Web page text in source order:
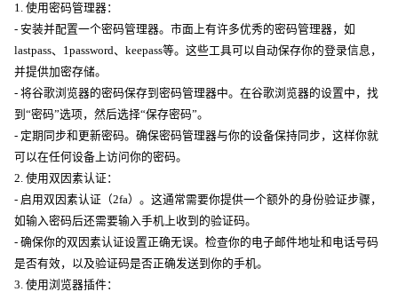
1. 使用密码管理器：
- 安装并配置一个密码管理器。市面上有许多优秀的密码管理器，如
lastpass、1password、keepass等。这些工具可以自动保存你的登录信息，
并提供加密存储。
- 将谷歌浏览器的密码保存到密码管理器中。在谷歌浏览器的设置中，找
到“密码”选项，然后选择“保存密码”。
- 定期同步和更新密码。确保密码管理器与你的设备保持同步，这样你就
可以在任何设备上访问你的密码。
2. 使用双因素认证：
- 启用双因素认证（2fa）。这通常需要你提供一个额外的身份验证步骤，
如输入密码后还需要输入手机上收到的验证码。
- 确保你的双因素认证设置正确无误。检查你的电子邮件地址和电话号码
是否有效，以及验证码是否正确发送到你的手机。
3. 使用浏览器插件：